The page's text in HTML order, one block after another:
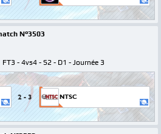
N°3503
FT3 - 4vs4 - S2 - D1 - Journée 3
2 - 3 NTSC